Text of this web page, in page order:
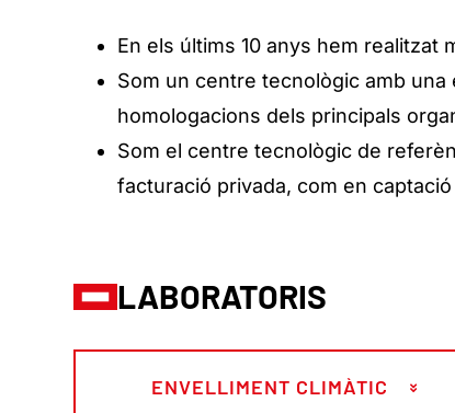
En els últims 10 anys hem realitzat
Som un centre tecnològic amb una
homologacions dels principals
Som el centre tecnològic de
facturació privada, com en
LABORATORIS
ENVELLIMENT CLIMÀTIC